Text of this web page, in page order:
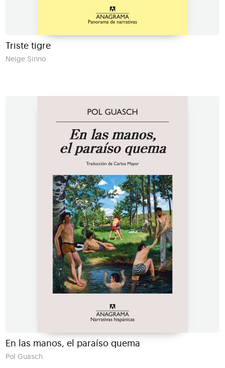
Triste tigre
Neige Sinno
En las manos, el paraíso quema
Pol Guasch